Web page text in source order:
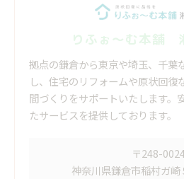
りふぉ～む本舗
拠点の鎌倉から東京や埼玉、千葉
し、住宅のリフォームや原状回復
間づくりをサポートいたします。
たサービスを提供しております。
〒248-
神奈川県鎌倉市稲村ガ崎